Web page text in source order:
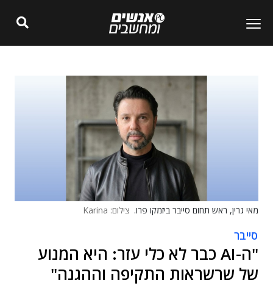
מאי גרין, ראש תחום סייבר ביזמקו פרו. צילום: Karina
סייבר
"ה-AI כבר לא כלי עזר: היא המנוע
של שרשראות התקיפה וההגנה"